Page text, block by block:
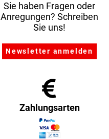
Sie haben Fragen oder
Anregungen? Schreiben
Sie uns!
Zahlungsarten